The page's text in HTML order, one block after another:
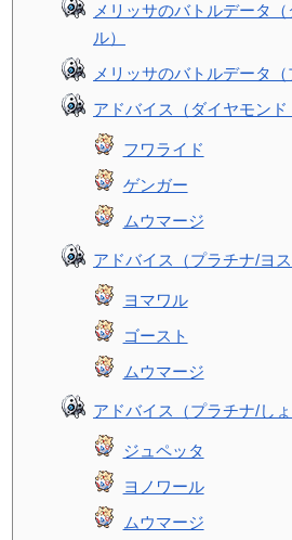
メリッサのバトルデータ
ル）
メリッサのバトルデータ（
アドバイス（ダイヤモンド
フワライド
ゲンガー
ムウマージ
アドバイス（プラチナ/ヨス
ヨマワル
ゴースト
ムウマージ
アドバイス（プラチナ/しょ
ジュペッタ
ヨノワール
ムウマージ